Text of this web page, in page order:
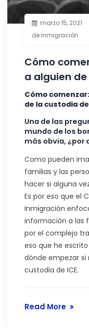
marzo 15, 2021
de Inmigración
Cómo
a alguien de
Cómo
de la custodia de
Una de las
mundo de los
más obvia, ¿por
Como pueden
familias y las
hacer si alguna
Es por eso que el
Inmigración
información a las
por el complejo
eso que he
dónde empezar si
custodia de ICE.
Read More